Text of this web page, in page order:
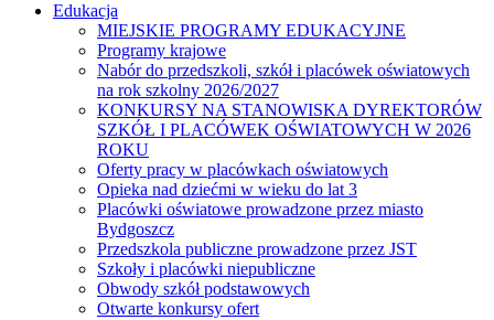
Edukacja
MIEJSKIE PROGRAMY EDUKACYJNE
Programy krajowe
Nabór do przedszkoli, szkół i placówek oświatowych
na rok szkolny 2026/2027
KONKURSY NA STANOWISKA DYREKTORÓW
SZKÓŁ I PLACÓWEK OŚWIATOWYCH W 2026
ROKU
Oferty pracy w placówkach oświatowych
Opieka nad dziećmi w wieku do lat 3
Placówki oświatowe prowadzone przez miasto
Bydgoszcz
Przedszkola publiczne prowadzone przez JST
Szkoły i placówki niepubliczne
Obwody szkół podstawowych
Otwarte konkursy ofert